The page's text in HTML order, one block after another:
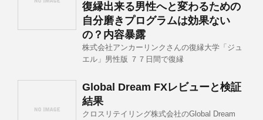
復縁出来る男性へと変わるための
自分磨きプログラムは効果ない
の？内容暴露
株式会社アンカーリンクさんの復縁大学「ジュ
エル」男性版 ７７日間で復縁
Global Dream FXレビューと検証
結果
クロスリテイリング株式会社のGlobal Dream